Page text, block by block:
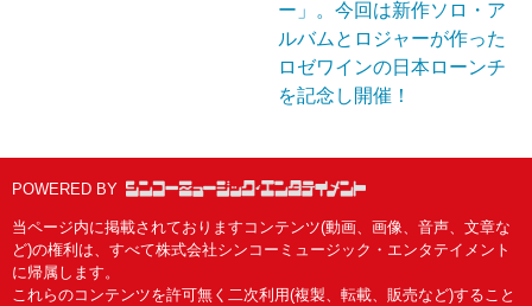
ー」。今回は新作ソロ・ア
ルバムとロジャーが作った
ロゼワインの日本ローンチ
を記念し開催！
POWERED BY
当ページ内に掲載されておりますコンテンツ(動画、画像、音声、文章な
ど)の権利は、すべて株式会社シンコーミュージック・エンタテイメント
に帰属します。
これらのコンテンツを許可無く二次利用(複製、転載、販売など)すること